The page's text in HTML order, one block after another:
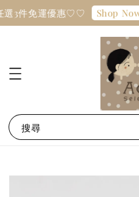
3件免運優惠♡♡ Shop Now
搜尋